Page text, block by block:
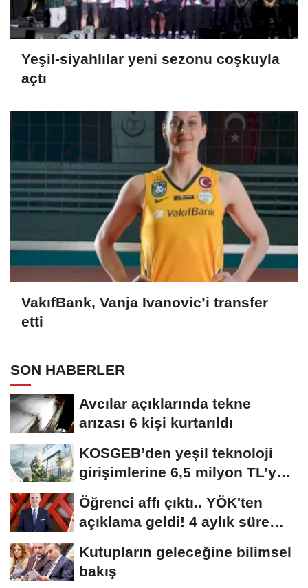
Yeşil-siyahlılar yeni sezonu coşkuyla
açtı
VakıfBank, Vanja Ivanovic’i transfer
etti
SON HABERLER
Avcılar açıklarında tekne
arızası 6 kişi kurtarıldı
KOSGEB’den yeşil teknoloji
girişimlerine 6,5 milyon TL’ye
kadar...
Öğrenci affı çıktı.. YÖK'ten
açıklama geldi! 4 aylık süre
Kutupların geleceğine bilimsel
bakış